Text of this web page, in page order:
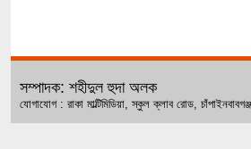
সম্পাদক: শহীদুল হুদা অলক
যোগাযোগ : রাকা মাল্টিমিডিয়া, স্কুল ক্লাব রোড,